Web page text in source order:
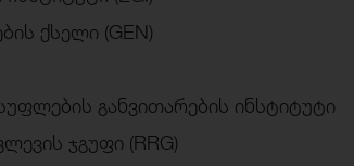
ქსელი (GEN)
განვითარების ინსტიტუტი
ჯგუფი (RRG)